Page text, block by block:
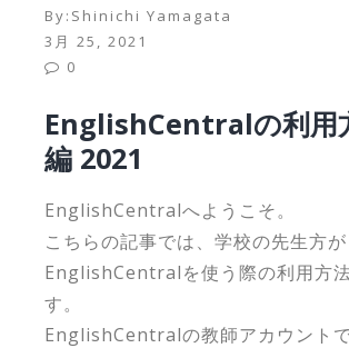
By: Shinichi Yamagata
3月 25, 2021
0
EnglishCentralの利
編 2021
EnglishCentralへようこそ。
こちらの記事では、学校の先生方が
EnglishCentralを使う際の利用方
す。
EnglishCentralの教師アカウント